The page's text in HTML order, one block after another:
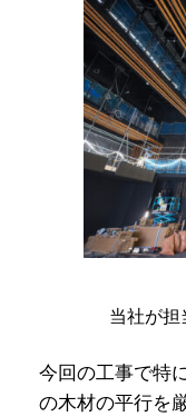
当社が担
今回の工事で特
の木材の平行を